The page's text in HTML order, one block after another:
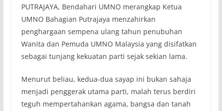
PUTRAJAYA, Bendahari UMNO merangkap Ketua
UMNO Bahagian Putrajaya menzahirkan
penghargaan sempena ulang tahun penubuhan
Wanita dan Pemuda UMNO Malaysia yang disifatkan
sebagai tunjang kekuatan parti sejak sekian lama.
Menurut beliau, kedua-dua sayap ini bukan sahaja
menjadi penggerak utama parti, malah terus berdiri
teguh mempertahankan agama, bangsa dan tanah